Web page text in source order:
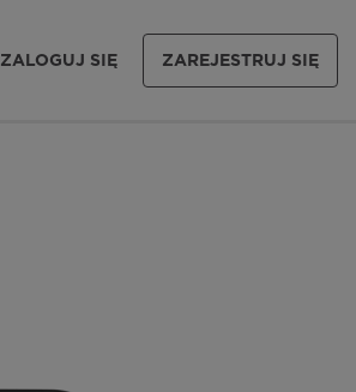
ZALOGUJ SIĘ ZAREJESTRUJ SIĘ